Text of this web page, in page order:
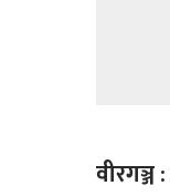
वीरगञ्ज :